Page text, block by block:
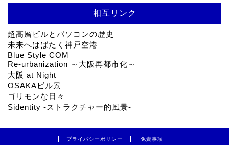
相互リンク
超高層ビルとパソコンの歴史
未来へはばたく神戸空港
Blue Style COM
Re-urbanization ～大阪再都市化～
大阪 at Night
OSAKAビル景
ゴリモンな日々
Sidentity -ストラクチャー的風景-
プライバシーポリシー 免責事項